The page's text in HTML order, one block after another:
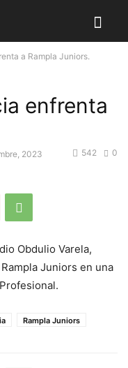
a Rampla Juniors.
enfrenta
2023 0
542
Obdulio Varela,
Juniors en una
Rampla Juniors